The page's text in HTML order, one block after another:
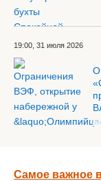
19:00, 31 июля 2026
Самое важное